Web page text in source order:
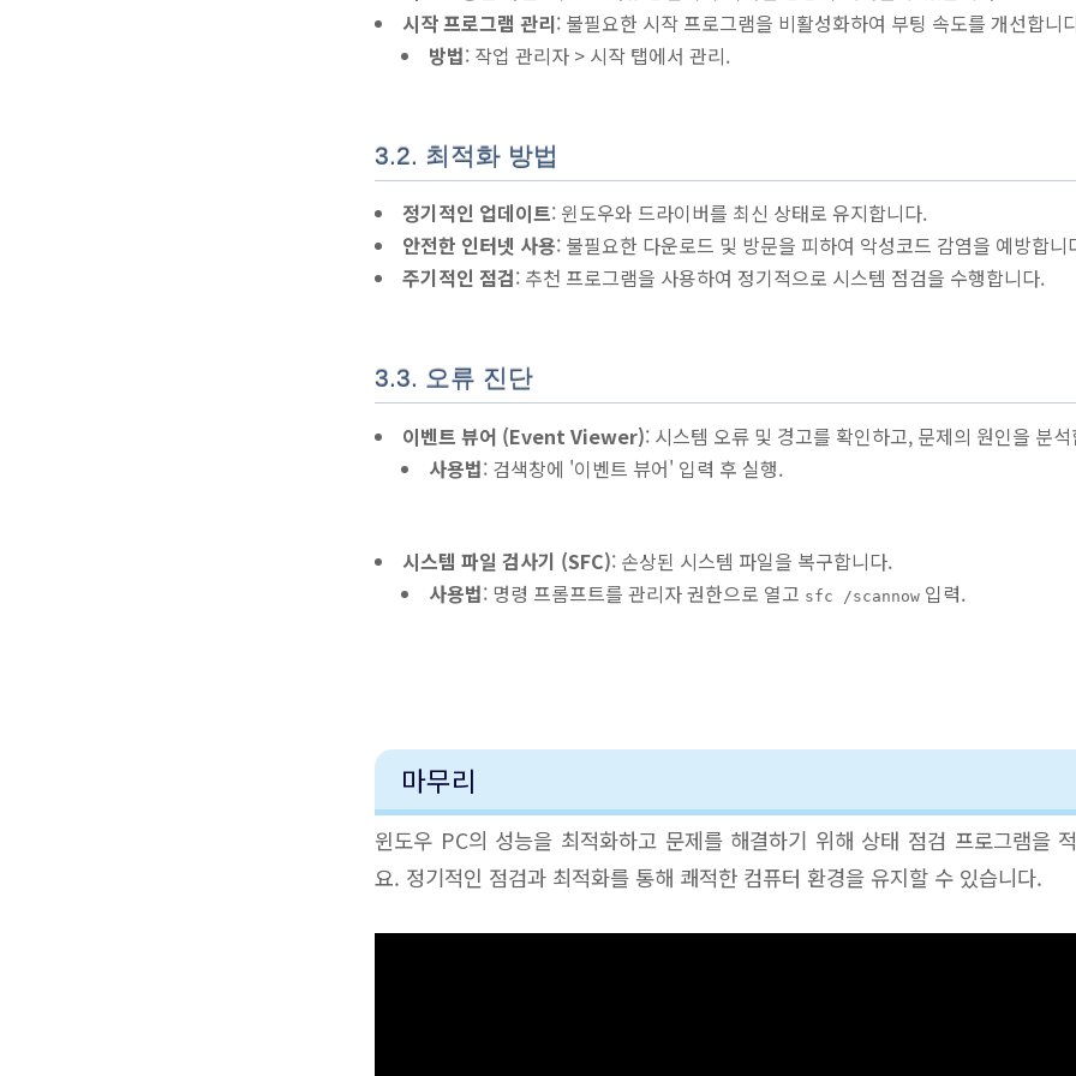
시작 프로그램 관리: 불필요한 시작 프로그램을 비활성화하여 부팅 속도를 개선합니
방법: 작업 관리자 > 시작 탭에서 관리.
3.2. 최적화 방법
정기적인 업데이트: 윈도우와 드라이버를 최신 상태로 유지합니다.
안전한 인터넷 사용: 불필요한 다운로드 및 방문을 피하여 악성코드 감염을 예방합니
주기적인 점검: 추천 프로그램을 사용하여 정기적으로 시스템 점검을 수행합니다.
3.3. 오류 진단
이벤트 뷰어 (Event Viewer): 시스템 오류 및 경고를 확인하고, 문제의 원인을 분
사용법: 검색창에 '이벤트 뷰어' 입력 후 실행.
시스템 파일 검사기 (SFC): 손상된 시스템 파일을 복구합니다.
사용법: 명령 프롬프트를 관리자 권한으로 열고 sfc /scannow 입력.
마무리
윈도우 PC의 성능을 최적화하고 문제를 해결하기 위해 상태 점검 프로그램을
요. 정기적인 점검과 최적화를 통해 쾌적한 컴퓨터 환경을 유지할 수 있습니다.